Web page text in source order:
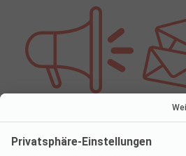
Du möchtest keine News
jetzt an: